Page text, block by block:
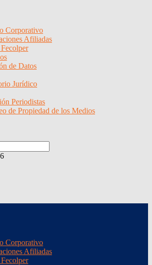
Corporativo
Afiliadas
de Datos
Jurídico
Periodistas
de Propiedad de los Medios
Corporativo
Afiliadas